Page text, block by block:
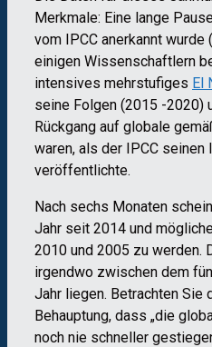
Merkmale: Eine lange
vom IPCC anerkannt wurde
einigen Wissenschaftlern
intensives mehrstufiges El
seine Folgen (2015 -2020)
Rückgang auf globale
waren, als der IPCC seinen
veröffentlichte.
Nach sechs Monaten
Jahr seit 2014 und
2010 und 2005 zu werden.
irgendwo zwischen dem
Jahr liegen. Betrachten Sie
Behauptung, dass „die
noch nie schneller